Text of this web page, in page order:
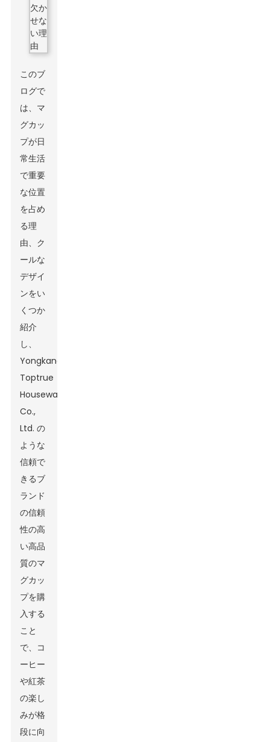
このブ
ログで
は、マ
グカッ
プが日
常生活
で重要
な位置
を占め
る理
由、ク
ールな
デザイ
ンをい
くつか
紹介
し、
Yongkang
Toptrue
Houseware
Co.,
Ltd. の
ような
信頼で
きるブ
ランド
の信頼
性の高
い高品
質のマ
グカッ
プを購
入する
こと
で、コ
ーヒー
や紅茶
の楽し
みが格
段に向